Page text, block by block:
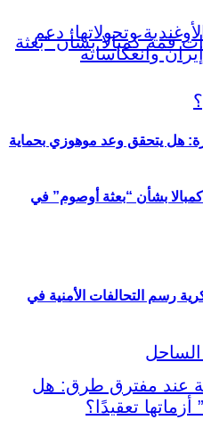
بشأن “بعثة أوصوم” في
هل يتحقق وعد موهوزي بحماية
رسم التحالفات الأمنية في